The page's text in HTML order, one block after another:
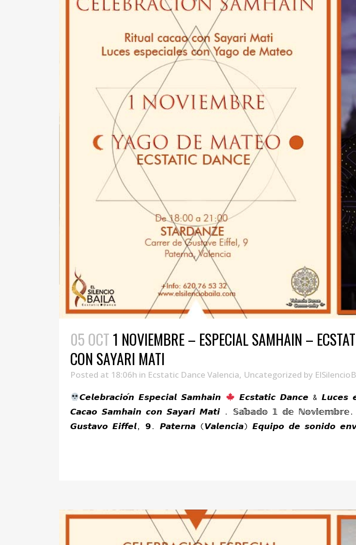
05 OCT 1 NOVIEMBRE – ESPECIAL SAMHAIN –
CON SAYARI MATI
Posted at 18:06h in Ecstatic Dance Valencia, Uncategorized by
𝘾𝙚𝙡𝙚𝙗𝙧𝙖𝙘𝙞𝙤́𝙣 𝙀𝙨𝙥𝙚𝙘𝙞𝙖𝙡 𝙎𝙖𝙢𝙝𝙖𝙞𝙣 𝙀𝙘𝙨𝙩𝙖𝙩𝙞𝙘 𝘿𝙖𝙣𝙘𝙚 &
𝘾𝙖𝙘𝙖𝙤 𝙎𝙖𝙢𝙝𝙖𝙞𝙣 𝙘𝙤𝙣 𝙎𝙖𝙮𝙖𝙧𝙞 𝙈𝙖𝙩𝙞 . 𝕊𝕒́𝕓𝕒𝕕𝕠 𝟙 𝕕𝕖
𝙂𝙪𝙨𝙩𝙖𝙫𝙤 𝙀𝙞𝙛𝙛𝙚𝙡, 𝟵. 𝙋𝙖𝙩𝙚𝙧𝙣𝙖 (𝙑𝙖𝙡𝙚𝙣𝙘𝙞𝙖) 𝙀𝙦𝙪𝙞𝙥𝙤 𝙙𝙚 𝙨𝙤𝙣𝙞𝙙𝙤